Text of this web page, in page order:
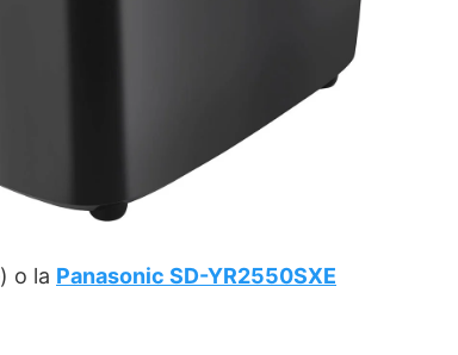
o la Panasonic SD-YR2550SXE